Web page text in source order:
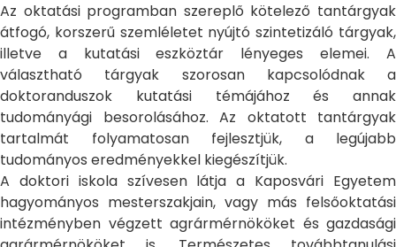
Az oktatási programban szereplő kötelező tantárgyak
átfogó, korszerű szemléletet nyújtó szintetizáló tárgyak,
illetve a kutatási eszköztár lényeges elemei. A
választható tárgyak szorosan kapcsolódnak a
doktoranduszok kutatási témájához és annak
tudományági besorolásához. Az oktatott tantárgyak
tartalmát folyamatosan fejlesztjük, a legújabb
tudományos eredményekkel kiegészítjük.
A doktori iskola szívesen látja a Kaposvári Egyetem
hagyományos mesterszakjain, vagy más felsőoktatási
intézményben végzett agrármérnököket és gazdasági